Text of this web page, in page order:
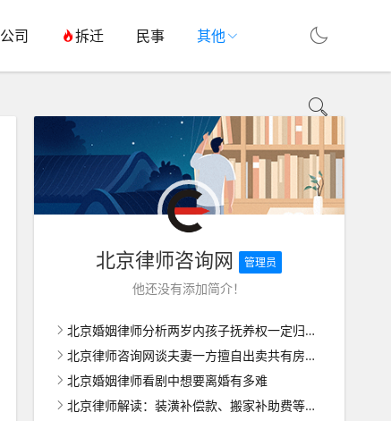
公司 拆迁 民事 其他
北京律师咨询网 管理员
他还没有添加简介！
北京婚姻律师分析两岁内孩子抚养权一定归女方吗
北京律师咨询网谈夫妻一方擅自出卖共有房屋如何维权
北京婚姻律师看剧中想要离婚有多难
北京律师解读：装潢补偿款、搬家补助费等的合理分配之道